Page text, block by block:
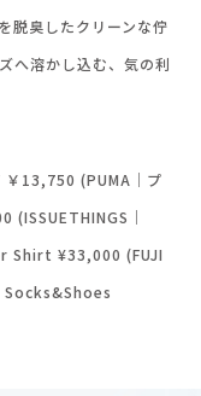
脱臭したクリーンな佇
へ溶かし込む、気の利
￥13,750 (PUMA｜プ
(ISSUETHINGS｜
¥33,000 (FUJI